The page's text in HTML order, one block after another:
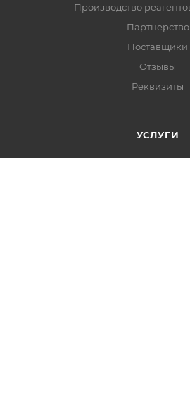
Производство
Партнерство
Поставщики
Отзывы
Реквизиты
УСЛУГИ